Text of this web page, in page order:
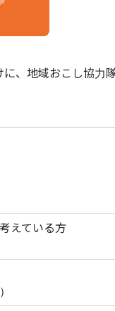
、地域おこし協力
えている方